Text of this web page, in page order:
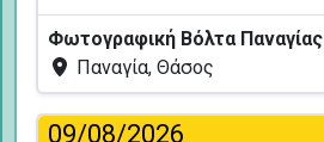
Φωτογραφική Βόλτα Παναγίας
Παναγία, Θάσος
09/08/2026